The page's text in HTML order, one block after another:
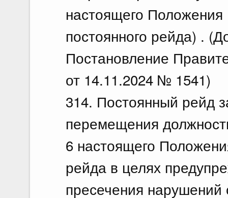
настоящего
постоянного рейда) .
Постановление
от 14.11.2024 № 1541)
314. Постоянный рейд
перемещения
6 настоящего
рейда в целях
пресечения нарушений